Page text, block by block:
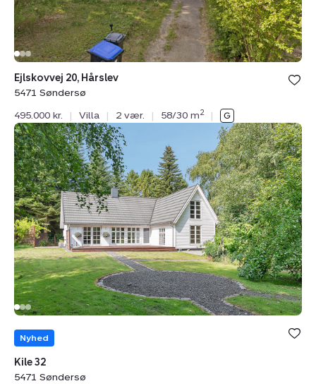
Ejlskovvej 20, Hårslev
5471 Søndersø
495.000 kr.
| Villa | 2 vær. | 58/30 m2 |
Villa:
Kile
32,
5471
Søndersø
Nyhed
Kile 32
5471 Søndersø